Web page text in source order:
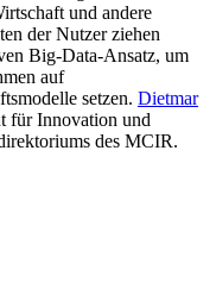
und andere
der Nutzer ziehen
Big-Data-Ansatz, um
auf
setzen. Dietmar
für Innovation und
des MCIR.